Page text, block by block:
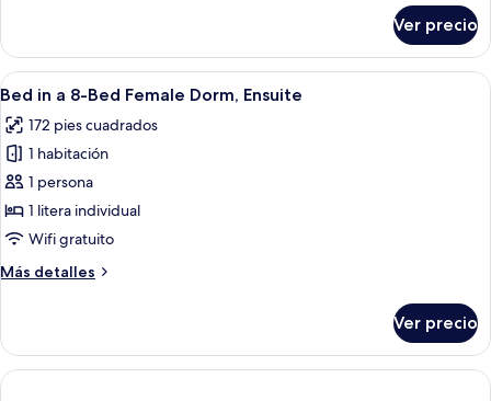
with
Shared
Bathroom
in
8-
Dorm
with
Shared
Bathroom
Ver precio
Abrir
todas
las
fotos
de
Bed
in
8-
Dorm,
Ensuite
Habitación con literas, un espejo,
7
Bed in a 8-Bed Female Dorm, Ensuite
172 pies cuadrados
1 habitación
1 persona
1 litera individual
Wifi gratuito
Más detalles
Más
in
8-
Ver precio